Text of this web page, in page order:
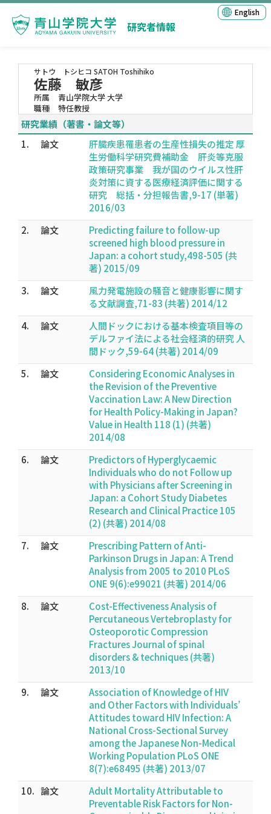
研究者情報
English
サトウ トシヒコ SATOH Toshihiko
佐藤 敏彦
所属
青山学院大学 大学
職種
特任教授
研究業績（著書・論文等）
1.
論文
肝臓疾患罹患者の生産性損失の推定 厚
生労働科学研究費補助金 肝炎等克服
政策研究事業 我が国のウイルス性肝
炎対策に資する医療経済評価に関する
研究 総括・分担報告書,9-17 (単著)
2016/03
2.
論文
Predicting failure to follow-up
screened high blood pressure in
Japan: a cohort study,498-505 (共
著) 2015/09
3.
論文
風力発電施設の騒音と健康影響に関す
る文献調査,71-83 (共著) 2014/12
4.
論文
人間ドックにおける基本検査項目等の
デルファイ法による社会経済的研究 人
間ドック,59-64 (共著) 2014/09
5.
論文
Considering Economic Analyses in
the Revision of the Preventive
Vaccination Law: A New Direction
for Health Policy-Making in Japan?
Value in Health 118 (1) (共著)
2014/08
6.
論文
Predictors of Hyperglycaemic
Individuals who do not Follow up
with Physicians after Screening in
Japan: a Cohort Study Diabetes
Research and Clinical Practice 105
(2) (共著) 2014/08
7.
論文
Prescribing Pattern of Anti-
Parkinson Drugs in Japan: A Trend
Analysis from 2005 to 2010 PLoS
ONE 9(6):e99021 (共著) 2014/06
8.
論文
Cost-Effectiveness Analysis of
Percutaneous Vertebroplasty for
Osteoporotic Compression
Fractures Journal of spinal
disorders & techniques (共著)
2013/10
9.
論文
Association of Knowledge of HIV
and Other Factors with Individuals’
Attitudes toward HIV Infection: A
National Cross-Sectional Survey
among the Japanese Non-Medical
Working Population PLoS ONE
8(7):e68495 (共著) 2013/07
10. 論文
Adult Mortality Attributable to
Preventable Risk Factors for Non-